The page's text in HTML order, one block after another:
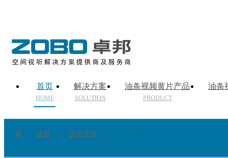
首页
HOME
解决方案
SOLUTION
油条视频黄片产品
PRODUCT
油条
置： 首页 > 技术支持 >